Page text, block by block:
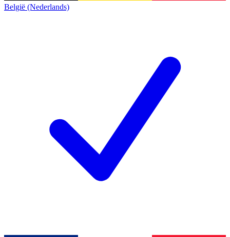
België (Nederlands)